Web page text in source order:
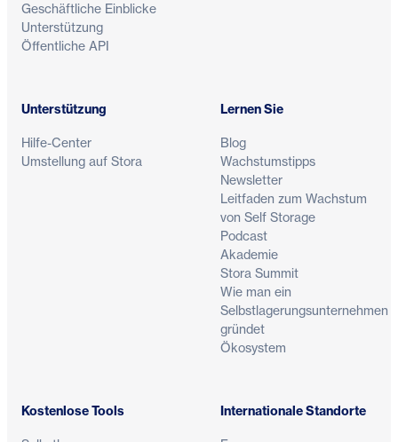
Geschäftliche Einblicke
Unterstützung
Öffentliche API
Unterstützung
Hilfe-Center
Umstellung auf Stora
Lernen Sie
Blog
Wachstumstipps
Newsletter
Leitfaden zum Wachstum
von Self Storage
Podcast
Akademie
Stora Summit
Wie man ein
Selbstlagerungsunternehmen
gründet
Ökosystem
Kostenlose Tools Internationale Standorte